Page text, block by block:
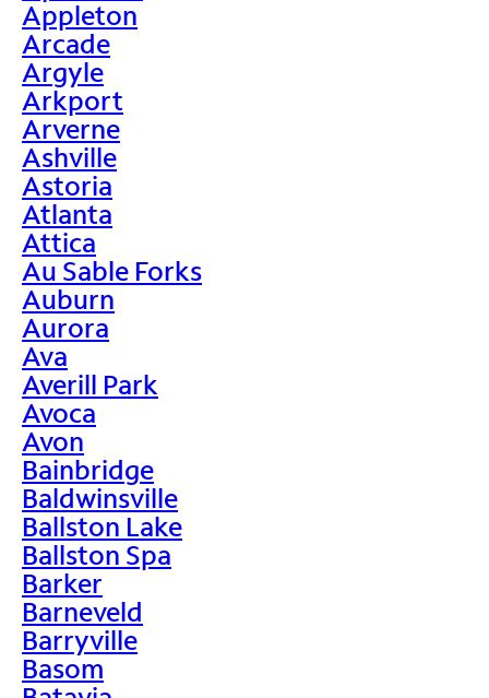
Appleton
Arcade
Argyle
Arkport
Arverne
Ashville
Astoria
Atlanta
Attica
Au Sable Forks
Auburn
Aurora
Ava
Averill Park
Avoca
Avon
Bainbridge
Baldwinsville
Ballston Lake
Ballston Spa
Barker
Barneveld
Barryville
Basom